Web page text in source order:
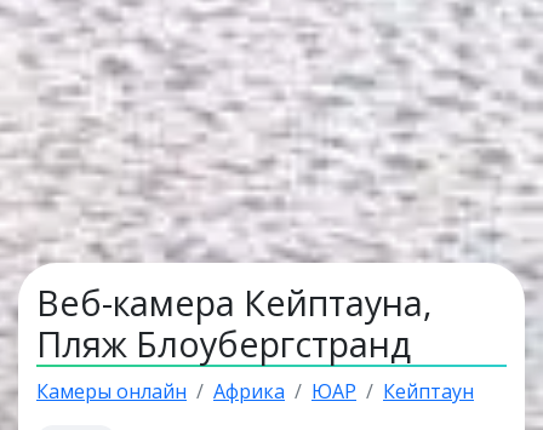
Веб-камера Кейптауна,
Пляж Блоубергстранд
Камеры онлайн Африка ЮАР Кейптаун